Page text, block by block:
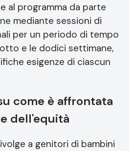
al programma da parte
mediante sessioni di
per un periodo di tempo
e le dodici settimane,
esigenze di ciascun
come è affrontata
dell'equità
a genitori di bambini